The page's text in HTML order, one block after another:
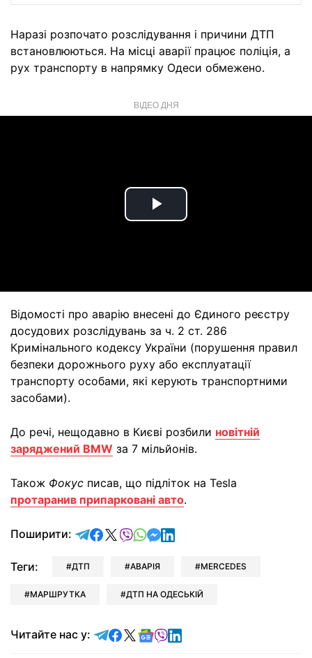
Наразі розпочато розслідування і причини ДТП
встановлюються. На місці аварії працює поліція, а
рух транспорту в напрямку Одеси обмежено.
ВІДЕО ДНЯ
Play
Відомості про аварію внесені до Єдиного реєстру
досудових розслідувань за ч. 2 ст. 286
Кримінального кодексу України (порушення правил
безпеки дорожнього руху або експлуатації
транспорту особами, які керують транспортними
засобами).
До речі, нещодавно в Києві розбили новітній
заряджений BMW за 7 мільйонів.
Також Фокус писав, що підліток на Tesla
протаранив припарковані авто.
Поширити: відправити у Telegram
поділитись у Facebook
поділитись у X
відправити у Viber
відправити у Whatsapp
відправити у Messenger
відправити у LinkedIn
Теги: ДТП АВАРІЯ MERCEDES
МАРШРУТКА ДТП НА ОДЕСЬКІЙ
Читайте нас у: Читайте у Telegram
Читайте у Facebook
Читайте у X
Читайте у Google news
Читайте у Viber
Читайте у LinkedIn